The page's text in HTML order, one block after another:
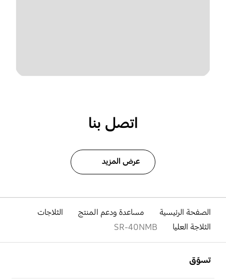
اتصل بنا
عرض المزيد
الصفحة الرئيسية مساعدة ودعم المنتج
الثلاجات
الثلاجة العليا
SR-40NMB
تسوّق